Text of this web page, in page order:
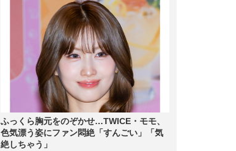
ふっくら胸元をのぞかせ…TWICE・モモ、
色気漂う姿にファン悶絶「すんごい」「気
絶しちゃう」